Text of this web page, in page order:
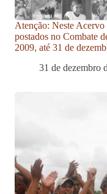
Atenção: Neste
postados no Combate
2009, até 31 de
31 de dezembro